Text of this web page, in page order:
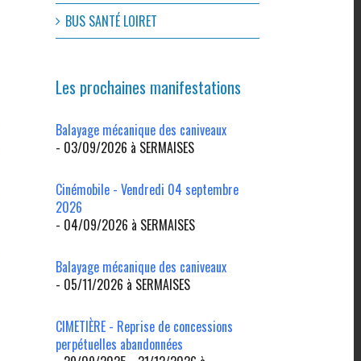
BUS SANTÉ LOIRET
Les prochaines manifestations
Balayage mécanique des caniveaux
- 03/09/2026 à SERMAISES
Cinémobile - Vendredi 04 septembre
2026
- 04/09/2026 à SERMAISES
Balayage mécanique des caniveaux
- 05/11/2026 à SERMAISES
CIMETIÈRE - Reprise de concessions
perpétuelles abandonnées